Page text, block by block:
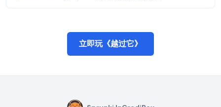
立即玩《越过它》